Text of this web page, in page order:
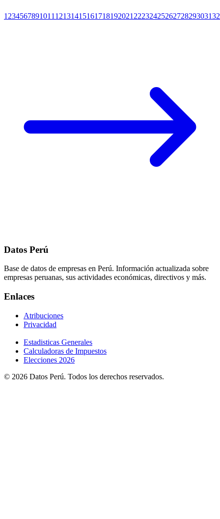
1 234567891011 12131415161718192021 2223242526272829303132
Datos Perú
Base de datos de empresas en Perú. Información actualizada sobre
empresas peruanas, sus actividades económicas, directivos y más.
Enlaces
Atribuciones
Privacidad
Estadisticas Generales
Calculadoras de Impuestos
Elecciones 2026
© 2026 Datos Perú. Todos los derechos reservados.